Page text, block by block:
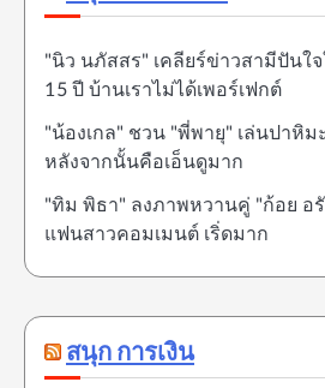
"นิว นภัสสร" เคลียร์ข่าวสามีปันใ
15 ปี บ้านเราไม่ได้เพอร์เฟกต์
"น้องเกล" ชวน "พี่พายุ" เล่นปาหิม
หลังจากนั้นคือเอ็นดูมาก
"ทิม พิธา" ลงภาพหวานคู่ "ก้อย อ
แฟนสาวคอมเมนต์ เริ่ดมาก
สนุก การเงิน